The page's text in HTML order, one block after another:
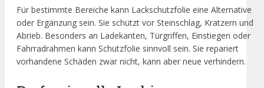
Für bestimmte Bereiche kann Lackschutzfolie eine Alternative
oder Ergänzung sein. Sie schützt vor Steinschlag, Kratzern und
Abrieb. Besonders an Ladekanten, Türgriffen, Einstiegen oder
Fahrradrahmen kann Schutzfolie sinnvoll sein. Sie repariert
vorhandene Schäden zwar nicht, kann aber neue verhindern.